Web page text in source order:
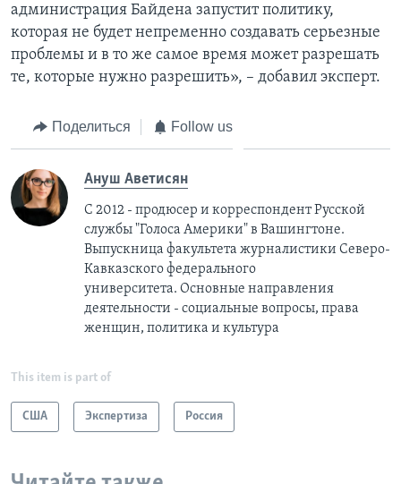
администрация Байдена запустит политику,
которая не будет непременно создавать серьезные
проблемы и в то же самое время может разрешать
те, которые нужно разрешить», – добавил эксперт.
Поделиться Follow us
Ануш Аветисян
С 2012 - продюсер и корреспондент Русской
службы "Голоса Америки" в Вашингтоне.
Выпускница факультета журналистики Северо-
Кавказского федерального
университета. Основные направления
деятельности - социальные вопросы, права
женщин, политика и культура
This item is part of
США Экспертиза Россия